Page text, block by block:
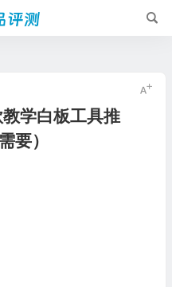
学白板工具推
要）